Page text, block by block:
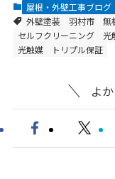
屋根・外壁工事ブログ
外壁塗装
羽村市 無
セルフクリーニング
光
光触媒
トリプル保証
よ